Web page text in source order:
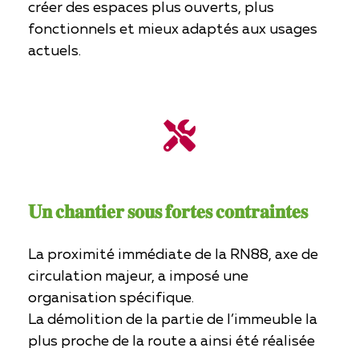
créer des espaces plus ouverts, plus
fonctionnels et mieux adaptés aux usages
actuels.
𝐔𝐧 𝐜𝐡𝐚𝐧𝐭𝐢𝐞𝐫 𝐬𝐨𝐮𝐬 𝐟𝐨𝐫𝐭𝐞𝐬 𝐜𝐨𝐧𝐭𝐫𝐚𝐢𝐧𝐭𝐞𝐬
La proximité immédiate de la RN88, axe de
circulation majeur, a imposé une
organisation spécifique.
La démolition de la partie de l’immeuble la
plus proche de la route a ainsi été réalisée